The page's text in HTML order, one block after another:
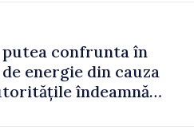
putea confrunta în
energie din cauza
îndeamnă